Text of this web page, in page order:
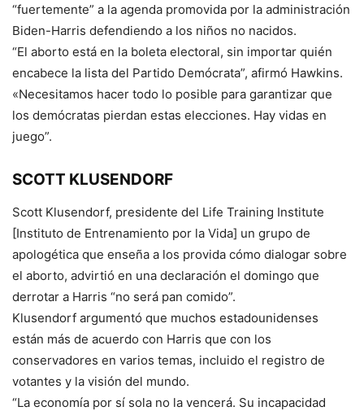
“fuertemente” a la agenda promovida por la administración
Biden-Harris defendiendo a los niños no nacidos.
“El aborto está en la boleta electoral, sin importar quién
encabece la lista del Partido Demócrata”, afirmó Hawkins.
«Necesitamos hacer todo lo posible para garantizar que
los demócratas pierdan estas elecciones. Hay vidas en
juego”.
SCOTT KLUSENDORF
Scott Klusendorf, presidente del Life Training Institute
[Instituto de Entrenamiento por la Vida] un grupo de
apologética que enseña a los provida cómo dialogar sobre
el aborto, advirtió en una declaración el domingo que
derrotar a Harris “no será pan comido”.
Klusendorf argumentó que muchos estadounidenses
están más de acuerdo con Harris que con los
conservadores en varios temas, incluido el registro de
votantes y la visión del mundo.
“La economía por sí sola no la vencerá. Su incapacidad